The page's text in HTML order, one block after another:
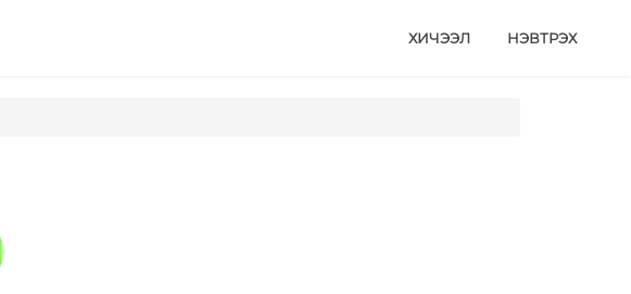
ХИЧЭЭЛ НЭВТРЭХ